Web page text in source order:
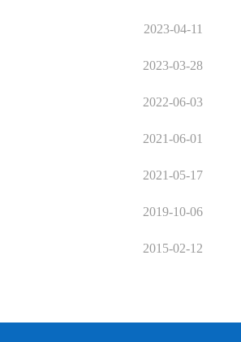
2023-04-11
2023-03-28
2022-06-03
2021-06-01
2021-05-17
2019-10-06
2015-02-12